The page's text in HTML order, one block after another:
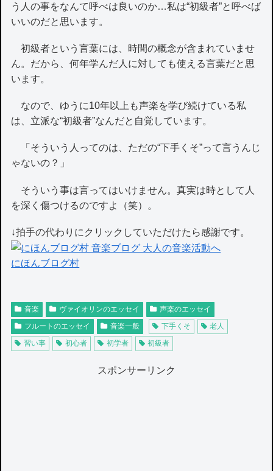
う人の事をなんて呼べは良いのか…私は“初級者”と呼べば
いいのだと思います。
初級者という言葉には、時間の概念が含まれていませ
ん。だから、何年学んだ人に対しても使える言葉だと思
います。
なので、ゆうに10年以上も声楽を学び続けている私
は、立派な“初級者”なんだと自覚しています。
「そういう人ってのは、ただの“下手くそ”って言うんじ
ゃないの？」
そういう事は言ってはいけません。真実は時として人
を深く傷つけるのですよ（笑）。
↓拍手の代わりにクリックしていただけたら感謝です。
にほんブログ村
音楽 ヴァイオリンのエッセイ
声楽のエッセイ
フルートのエッセイ
音楽一般 下手くそ
老人
習い事
初心者 初学者 初級者
スポンサーリンク